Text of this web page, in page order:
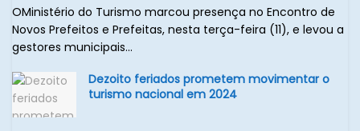
OMinistério do Turismo marcou presença no Encontro de
Novos Prefeitos e Prefeitas, nesta terça-feira (11), e levou a
gestores municipais...
Dezoito feriados prometem movimentar o
turismo nacional em 2024